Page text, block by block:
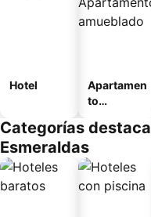
Hotel
Apartamen
to
o
Categorías
Esmeraldas